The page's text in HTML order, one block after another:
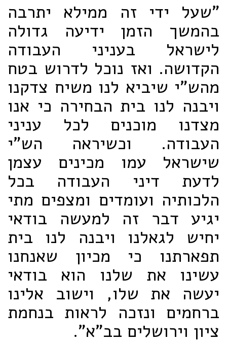
"שעל ידי זה ממילא יתרבה
בהמשך הזמן ידיעה גדולה
לישראל בעניני העבודה
הקדושה. ואז נוכל לדרוש בטח
מהש"י שיביא לנו משיח צדקנו
ויבנה לנו בית הבחירה כי אנו
מצדנו מוכנים לכל עניני
העבודה. וכשיראה הש"י
שישראל עמו מכינים עצמן
לדעת דיני העבודה בכל
הלכותיה ועומדים ומצפים מתי
יגיע דבר זה למעשה בודאי
יחיש לגאלנו ויבנה לנו בית
תפארתנו כי מכיון שאנחנו
עשינו את שלנו הוא בודאי
יעשה את שלו, וישוב אלינו
ברחמים ונזכה לראות בנחמת
ציון וירושלים בב"א".